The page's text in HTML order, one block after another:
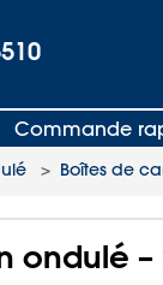
Commande
> Boîtes de
ondulé –